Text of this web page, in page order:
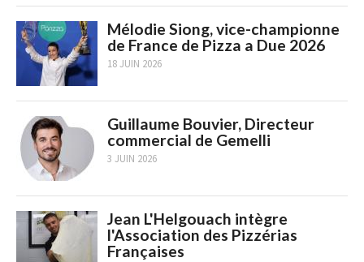
Mélodie Siong, vice-championne
de France de Pizza a Due 2026
18 JUIN 2026
Guillaume Bouvier, Directeur
commercial de Gemelli
3 JUIN 2026
Jean L'Helgouach intègre
l'Association des Pizzérias
Françaises